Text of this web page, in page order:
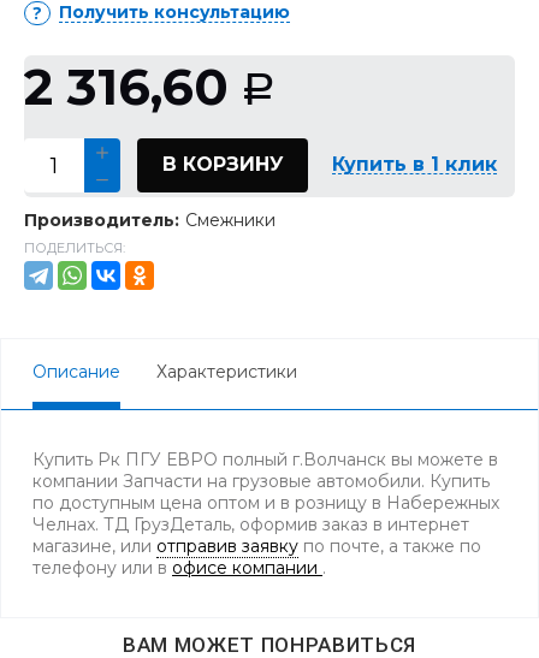
Получить консультацию
2 316,60 Р
В КОРЗИНУ Купить в 1 клик
Производитель: Смежники
ПОДЕЛИТЬСЯ:
Описание Характеристики
Купить Рк ПГУ ЕВРО полный г.Волчанск вы можете в
компании Запчасти на грузовые автомобили. Купить
по доступным цена оптом и в розницу в Набережных
Челнах. ТД ГрузДеталь, оформив заказ в интернет
магазине, или отправив заявку по почте, а также по
телефону или в офисе компании .
ВАМ МОЖЕТ ПОНРАВИТЬСЯ